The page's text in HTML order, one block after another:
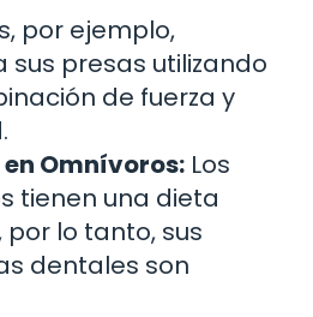
por ejemplo,
sus presas utilizando
de fuerza y
Omnívoros: Los
tienen una dieta
por lo tanto, sus
dentales son